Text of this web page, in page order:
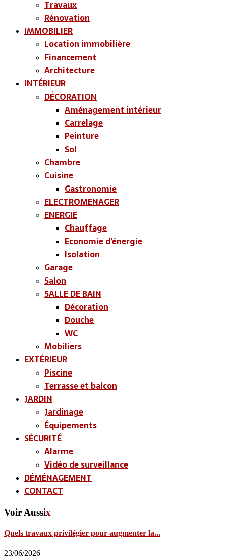
Travaux
Rénovation
IMMOBILIER
Location immobilière
Financement
Architecture
INTÉRIEUR
DÉCORATION
Aménagement intérieur
Carrelage
Peinture
Sol
Chambre
Cuisine
Gastronomie
ELECTROMENAGER
ENERGIE
Chauffage
Economie d’énergie
Isolation
Garage
Salon
SALLE DE BAIN
Décoration
Douche
WC
Mobiliers
EXTÉRIEUR
Piscine
Terrasse et balcon
JARDIN
Jardinage
Équipements
SÉCURITÉ
Alarme
Vidéo de surveillance
DÉMÉNAGEMENT
CONTACT
Voir Aussix
Quels travaux privilégier pour augmenter la...
23/06/2026